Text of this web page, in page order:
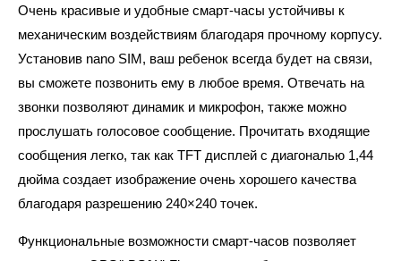
Очень красивые и удобные смарт-часы устойчивы к
механическим воздействиям благодаря прочному корпусу.
Установив nano SIM, ваш ребенок всегда будет на связи,
вы сможете позвонить ему в любое время. Отвечать на
звонки позволяют динамик и микрофон, также можно
прослушать голосовое сообщение. Прочитать входящие
сообщения легко, так как TFT дисплей с диагональю 1,44
дюйма создает изображение очень хорошего качества
благодаря разрешению 240×240 точек.
Функциональные возможности смарт-часов позволяет